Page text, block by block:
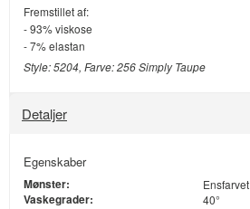
Fremstillet af:
- 93% viskose
- 7% elastan
Style: 5204, Farve: 256 Simply Taupe
Detaljer
Egenskaber
Mønster: Ensfarvet
Vaskegrader: 40°